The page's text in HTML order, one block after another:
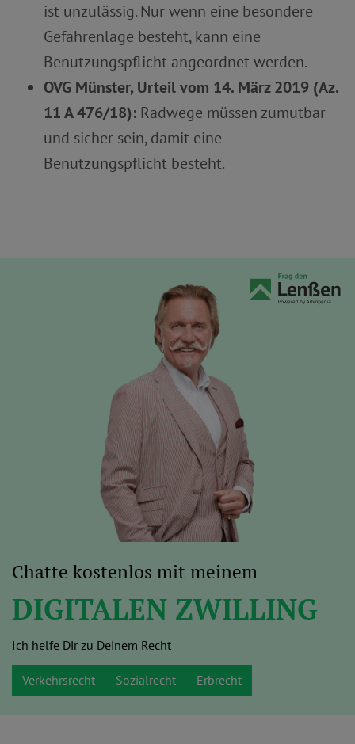
ist unzulässig. Nur wenn eine besondere
Gefahrenlage besteht, kann eine
Benutzungspflicht angeordnet werden.
OVG Münster, Urteil vom 14. März 2019 (Az.
11 A 476/18): Radwege müssen zumutbar
und sicher sein, damit eine
Benutzungspflicht besteht.
Chatte kostenlos mit meinem
DIGITALEN ZWILLING
Ich helfe Dir zu Deinem Recht
Verkehrsrecht Sozialrecht Erbrecht